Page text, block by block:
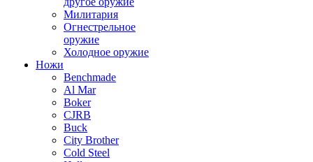
Милитария
Огнестрельное
оружие
Холодное оружие
Ножи
Benchmade
Al Mar
Boker
CJRB
Buck
City Brother
Cold Steel